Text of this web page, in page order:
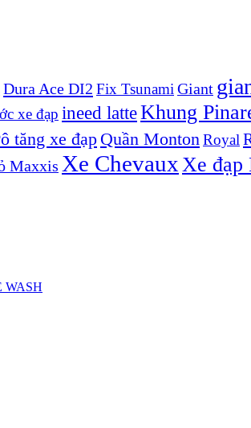
Dura Ace DI2 Fix Tsunami Giant
xe đạp ineed latteKhung
tăng xe đạp Quần MontonRoyal
Maxxis Xe ChevauxXe đạp
WASH